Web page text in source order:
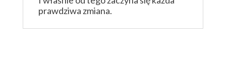
prawdziwa zmiana.